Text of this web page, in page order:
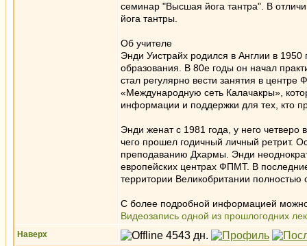
семинар "Высшая йога тантра". В
йога тантры.
Об учителе
Энди Уистрайх родился в Англии в
образования. В 80е годы он начал
стал регулярно вести занятия в
«Международную сеть Калачакры»,
информации и поддержки для тех, кто
Энди женат с 1981 года, у него четверо
чего прошел годичный личный ретрит.
преподаванию Дхармы. Энди
европейских центрах ФПМТ. В
территории Великобритании
С более подробной информацией
Видеозапись одной из прошлогодних
Наверх